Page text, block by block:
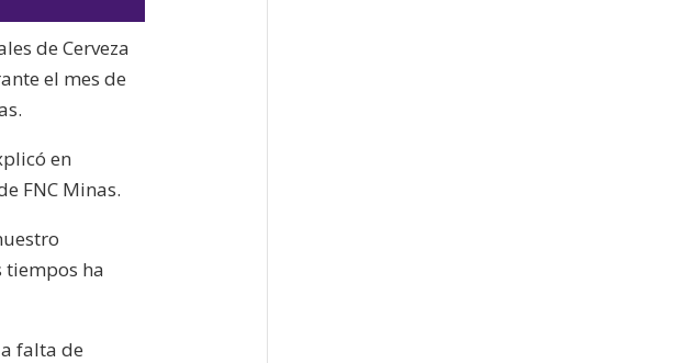
teclas
de
flecha
arriba/abajo
disminuir
el
de Cerveza
el mes de
en
FNC Minas.
ha
falta de